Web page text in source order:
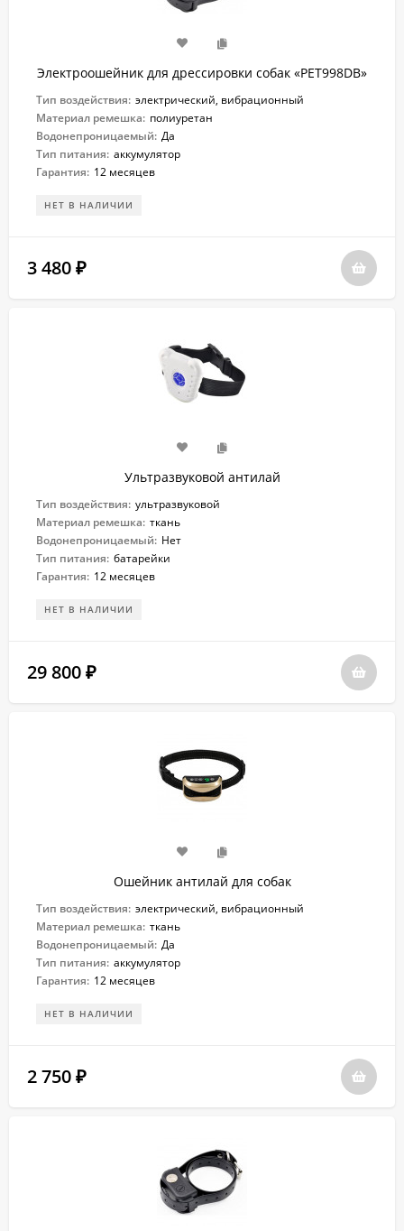
Электроошейник для дрессировки собак «PET998DB»
Тип воздействия: электрический, вибрационный
Материал ремешка: полиуретан
Водонепроницаемый: Да
Тип питания: аккумулятор
Гарантия: 12 месяцев
НЕТ В НАЛИЧИИ
3 480 ₽
Ультразвуковой антилай
Тип воздействия: ультразвуковой
Материал ремешка: ткань
Водонепроницаемый: Нет
Тип питания: батарейки
Гарантия: 12 месяцев
НЕТ В НАЛИЧИИ
29 800 ₽
Ошейник антилай для собак
Тип воздействия: электрический, вибрационный
Материал ремешка: ткань
Водонепроницаемый: Да
Тип питания: аккумулятор
Гарантия: 12 месяцев
НЕТ В НАЛИЧИИ
2 750 ₽